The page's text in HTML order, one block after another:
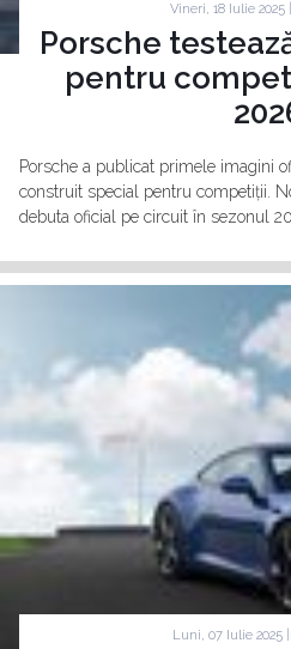
Vineri, 18 Iulie 2025 |
Porsche
pentru
Porsche a publicat primele imagini
construit special pentru competiții.
debuta oficial pe circuit în sezonul
Luni, 07 Iulie 2025 |